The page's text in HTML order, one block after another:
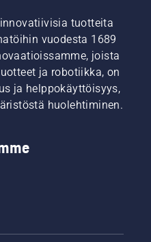
tuotteita
vuodesta 1689
joista
ja robotiikka, on
ja helppokäyttöisyys,
huolehtiminen.